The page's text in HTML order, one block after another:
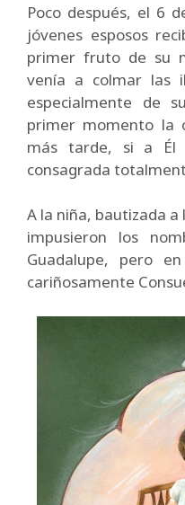
Poco después, el 6
jóvenes esposos
primer fruto de su
venía a colmar las
especialmente de
primer momento la
más tarde, si a Él
consagrada
A la niña, bautizada a
impusieron los
Guadalupe, pero
cariñosamente